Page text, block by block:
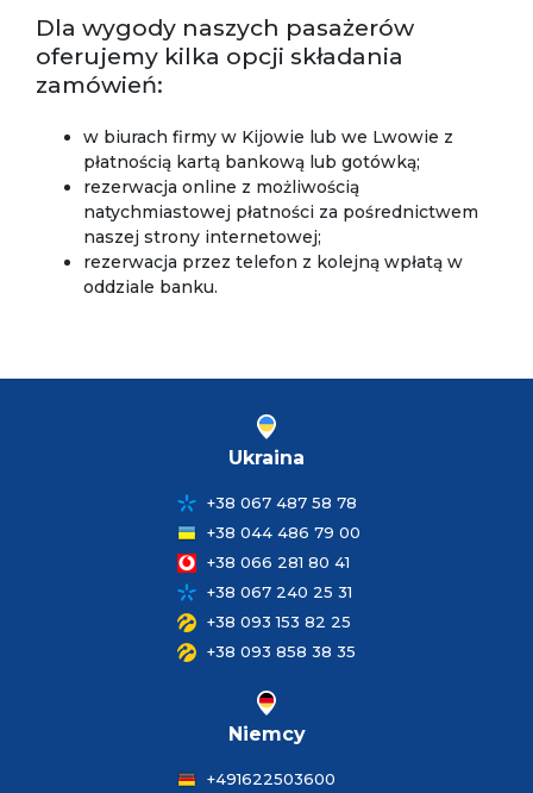
Dla wygody naszych pasażerów
oferujemy kilka opcji składania
zamówień:
w biurach firmy w Kijowie lub we Lwowie z
płatnością kartą bankową lub gotówką;
rezerwacja online z możliwością
natychmiastowej płatności za pośrednictwem
naszej strony internetowej;
rezerwacja przez telefon z kolejną wpłatą w
oddziale banku.
Ukraina
+38 067 487 58 78
+38 044 486 79 00
+38 066 281 80 41
+38 067 240 25 31
+38 093 153 82 25
+38 093 858 38 35
Niemcy
+491622503600